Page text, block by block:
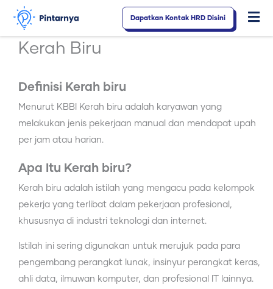
Lewati
konten
Dapatkan Kontak HRD Disini
Kerah Biru
Definisi Kerah biru
Menurut KBBI Kerah biru adalah karyawan yang
melakukan jenis pekerjaan manual dan mendapat upah
per jam atau harian.
Apa Itu Kerah biru?
Kerah biru adalah istilah yang mengacu pada kelompok
pekerja yang terlibat dalam pekerjaan profesional,
khususnya di industri teknologi dan internet.
Istilah ini sering digunakan untuk merujuk pada para
pengembang perangkat lunak, insinyur perangkat keras,
ahli data, ilmuwan komputer, dan profesional IT lainnya.